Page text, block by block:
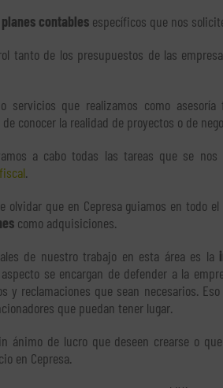
contables específicos que nos
tanto de los presupuestos de las
servicios que realizamos como
de conocer la realidad de proyectos o de
a cabo todas las tareas que se
.
olvidar que en Cepresa guiamos en todo
como adquisiciones.
de nuestro trabajo en esta área es la
se encargan de defender a la
y reclamaciones que sean necesarios.
que puedan tener lugar.
ánimo de lucro que deseen crearse o
en Cepresa.